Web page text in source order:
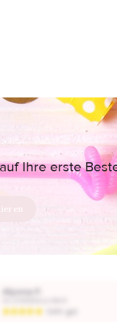
Ihre erste